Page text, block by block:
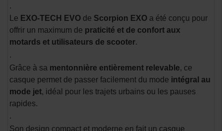
.
Le EXO-TECH EVO de Scorpion EXO a été conçu pour
offrir un maximum de praticité et de confort aux
motards et utilisateurs de scooter.
.
Grâce à sa mentonnière entièrement relevable, ce
casque permet de passer facilement du mode intégral au
mode jet, idéal pour les trajets urbains ou les pauses
rapides.
.
Son design compact et moderne en fait un casque